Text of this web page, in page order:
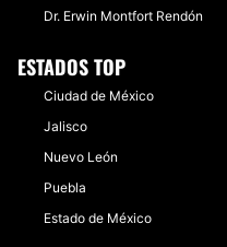
Dr. Erwin Montfort Rendón
ESTADOS TOP
Ciudad de México
Jalisco
Nuevo León
Puebla
Estado de México